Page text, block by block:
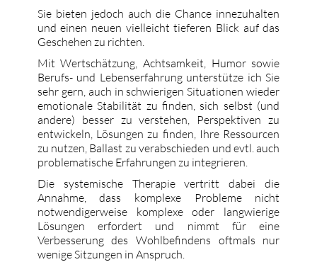
Sie bieten jedoch auch die Chance innezuhalten
und einen neuen vielleicht tieferen Blick auf das
Geschehen zu richten.
Mit Wertschätzung, Achtsamkeit, Humor sowie
Berufs- und Lebenserfahrung unterstütze ich Sie
sehr gern, auch in schwierigen Situationen wieder
emotionale Stabilität zu finden, sich selbst (und
andere) besser zu verstehen, Perspektiven zu
entwickeln, Lösungen zu finden, Ihre Ressourcen
zu nutzen, Ballast zu verabschieden und evtl. auch
problematische Erfahrungen zu integrieren.
Die systemische Therapie vertritt dabei die
Annahme, dass komplexe Probleme nicht
notwendigerweise komplexe oder langwierige
Lösungen erfordert und nimmt für eine
Verbesserung des Wohlbefindens oftmals nur
wenige Sitzungen in Anspruch.